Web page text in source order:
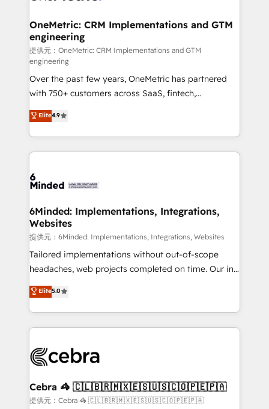
growth. Our multidisciplinary team designs solutions
that simplify complexity, boost performance, and
turn innovation into real impact. 🌍 Highlights •
HubSpot Partner since 2012 • 2022 EMEA Impact
Award: Best Integration • 150+ successful HubSpot
projects • Clients in 30+ industries • Proprietary
technology for integrations • Multilingual team:
English, Spanish, Portuguese & Italian 👉 Grow
smarter with AI and HubSpot.
OneMetric: CRM Implementations and GTM
engineering
提供元：OneMetric: CRM Implementations and GTM
engineering
Over the past few years, OneMetric has partnered
with 750+ customers across SaaS, fintech,
healthcare, real estate, and other industries. With
150+ HubSpot-certified experts, we deliver scalable
solutions to complex GTM and RevOps challenges.
Our Expertise 🔹 Onboarding & Implementation:
tailored to your GTM motion. 🔹 Migrations:
from other CRMs to HubSpot without data loss or
downtime. 🔹 RevOps Strategy: Align teams,
processes, and data to drive revenue efficiency. 🔹
Integrations: Connect HubSpot with your tech stack
for better adoption. 🔹 Custom Solutions: Build
SOC 2 Type II and ISO 27001 certified, reinforcing
our commitment to data security and compliance. At
Elite4.9
6Minded: Implementations, Integrations,
Websites
提供元：6Minded: Implementations, Integrations, Websites
Tailored implementations without out-of-scope
headaches, web projects completed on time. Our in-
house team of certified CRM architects, experts,
developers, designers, and marketers handles all
aspects of your HubSpot. ✨ 400+ global clients ✨
100+ seamless migrations from 15+ different CRMs
implementations, and 5,000+ pages ✨ CS: Clients
CS: 245% organic growth & +751% new visitors for a
full-funnel HubSpot project ✨ CS: 415% conversion
Elite5.0
Cebra 🦓 🇨🇱🇧🇷🇲🇽🇪🇸🇺🇸🇨🇴🇵🇪🇵🇦
提供元：Cebra 🦓 🇨🇱🇧🇷🇲🇽🇪🇸🇺🇸🇨🇴🇵🇪🇵🇦